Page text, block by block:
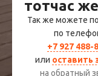
тотчас
Так же можете
по
+7 927 488-
или оставить
на обратный